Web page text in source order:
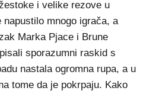
i velike rezove u
mnogo igrača, a
Marka Pjace i Brune
sporazumni raskid s
nastala ogromna rupa, a u
tome da je pokrpaju. Kako